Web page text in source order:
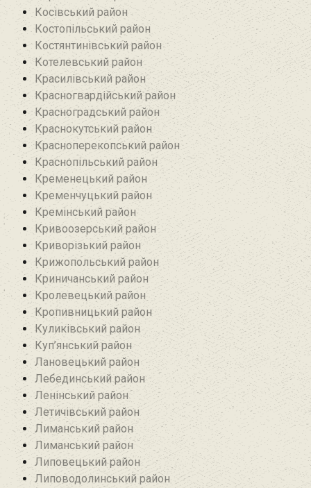
Косівський район
Костопільський район
Костянтинівський район‎
Котелевський район
Красилівський район
Красногвардійський район
Красноградський район
Краснокутський район
Красноперекопський район
Краснопільський район
Кременецький район
Кременчуцький район
Кремінський район‎
Кривоозерський район‎
Криворізький район
Крижопольський район
Криничанський район
Кролевецький район‎
Кропивницький район
Куликівський район
Куп’янський район
Лановецький район
Лебединський район
Ленінський район
Летичівський район
Лиманський район
Лиманський район
Липовецький район
Липоводолинський район